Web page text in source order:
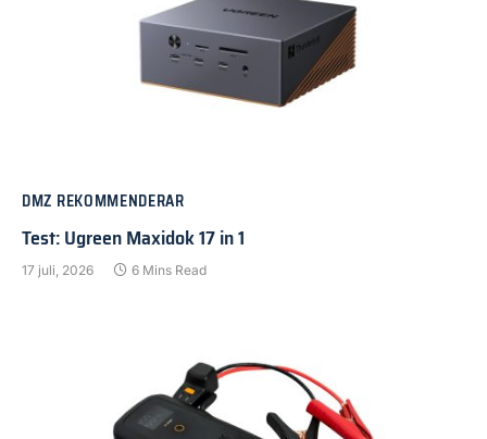
DMZ REKOMMENDERAR
Test: Ugreen Maxidok 17 in 1
17 juli, 2026 6 Mins Read